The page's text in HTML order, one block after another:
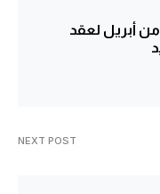
سوني تحدد يوم 14 من أبريل لعقد
NEXT POST